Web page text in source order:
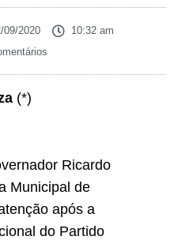
09/2020
10:32 am
(*)
Ricardo
Municipal de
após a
do Partido